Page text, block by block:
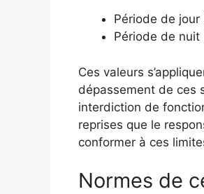
Période de
Période de
Ces valeurs
dépassement de ces
interdiction de
reprises que le
conformer à ces
Normes de